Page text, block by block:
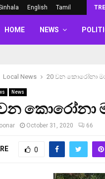
English Tamil
HOME NEWS
Local News 20 වන කොරෝනා
News
කොරෝනා
October 31, 2020 66
0